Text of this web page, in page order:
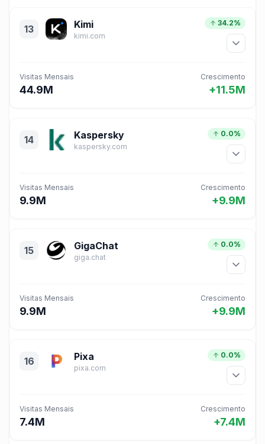
13 Kimi
kimi.com
34.2%
Visitas Mensais
44.9M
Crescimento
+11.5M
14 Kaspersky
kaspersky.com
0.0%
Visitas Mensais
9.9M
Crescimento
+9.9M
15 GigaChat
giga.chat
0.0%
Visitas Mensais
9.9M
Crescimento
+9.9M
16 Pixa
pixa.com
0.0%
Visitas Mensais
7.4M
Crescimento
+7.4M